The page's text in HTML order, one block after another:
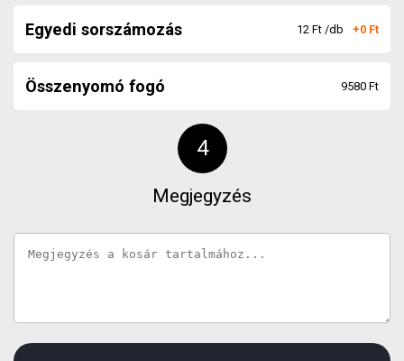
Egyedi sorszámozás 12 Ft /db +0 Ft
Összenyomó fogó 9580 Ft
Megjegyzés